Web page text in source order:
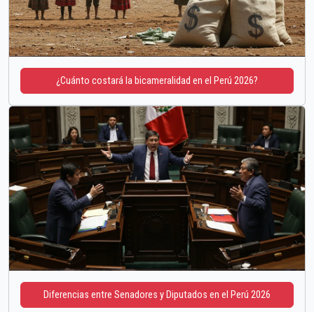
¿Cuánto costará la bicameralidad en el Perú 2026?
Diferencias entre Senadores y Diputados en el Perú 2026